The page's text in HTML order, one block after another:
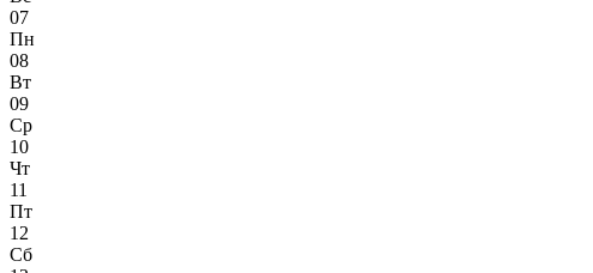
07
Пн
08
Вт
09
Ср
10
Чт
11
Пт
12
Сб